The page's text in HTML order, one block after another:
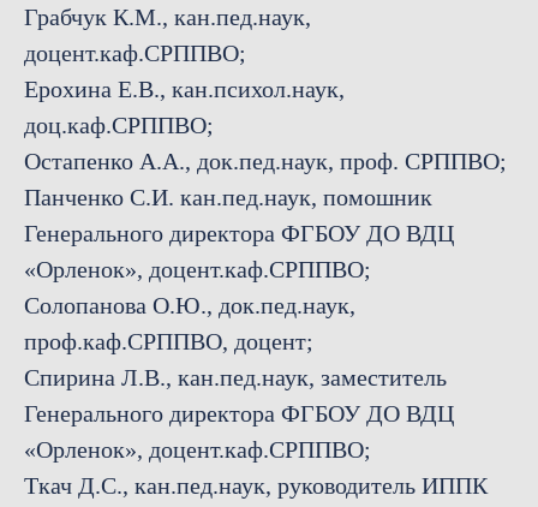
Грабчук К.М., кан.пед.наук,
доцент.каф.СРППВО;
Ерохина Е.В., кан.психол.наук,
доц.каф.СРППВО;
Остапенко А.А., док.пед.наук, проф. СРППВО;
Панченко С.И. кан.пед.наук, помошник
Генерального директора ФГБОУ ДО ВДЦ
«Орленок», доцент.каф.СРППВО;
Солопанова О.Ю., док.пед.наук,
проф.каф.СРППВО, доцент;
Спирина Л.В., кан.пед.наук, заместитель
Генерального директора ФГБОУ ДО ВДЦ
«Орленок», доцент.каф.СРППВО;
Ткач Д.С., кан.пед.наук, руководитель ИППК